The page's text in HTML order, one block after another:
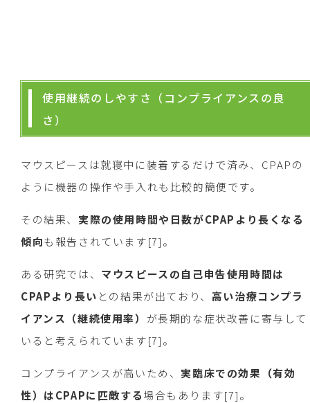
使用継続のしやすさ（コンプライアンスの良
さ）
マウスピースは就寝中に装着するだけで済み、CPAPの
ように機器の操作や手入れも比較的簡便です。
その結果、 実際の使用時間や日数がCPAPより長くなる
傾向も報告されています[7]。
ある研究では、 マウスピースの自己申告使用時間は
CPAPより長い との結果が出ており、 高い治療コンプラ
イアンス（継続使用率） が長期的な症状改善に寄与して
いると考えられています[7]。
コンプライアンスが高いため、 実臨床での効果（有効
性）はCPAPに匹敵する場合もあります[7]。